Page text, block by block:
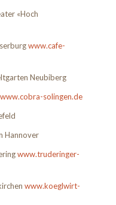
«Hoch
www.cafe-
Neubiberg
www.cobra-solingen.de
Hannover
www.truderinger-
www.koeglwirt-